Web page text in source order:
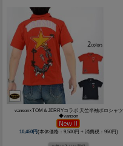
vanson×TOM＆JERRYコラボ 天竺半袖ポロシャツ
◆vanson
10,450円(本体価格：9,500円 + 消費税：950円)